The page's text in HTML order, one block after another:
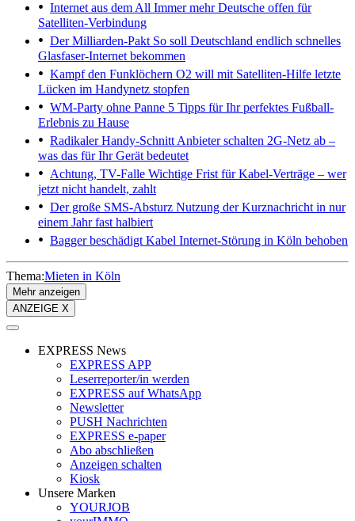
Internet aus dem All Immer mehr Deutsche offen für
Satelliten-Verbindung
Der Milliarden-Pakt So soll Deutschland endlich schnelles
Glasfaser-Internet bekommen
Kampf den Funklöchern O2 will mit Satelliten-Hilfe letzte
Lücken im Handynetz stopfen
WM-Party ohne Panne 5 Tipps für Ihr perfektes Fußball-
Erlebnis zu Hause
Radikaler Handy-Schnitt Anbieter schalten 2G-Netz ab –
was das für Ihr Gerät bedeutet
Achtung, TV-Falle Wichtige Frist für Kabel-Verträge – wer
jetzt nicht handelt, zahlt
Der große SMS-Absturz Nutzung der Kurznachricht in nur
einem Jahr fast halbiert
Bagger beschädigt Kabel Internet-Störung in Köln behoben
Thema:Mieten in Köln
Mehr anzeigen
ANZEIGE X
EXPRESS News
EXPRESS APP
Leserreporter/in werden
EXPRESS auf WhatsApp
Newsletter
PUSH Nachrichten
EXPRESS e-paper
Abo abschließen
Anzeigen schalten
Kiosk
Unsere Marken
YOURJOB